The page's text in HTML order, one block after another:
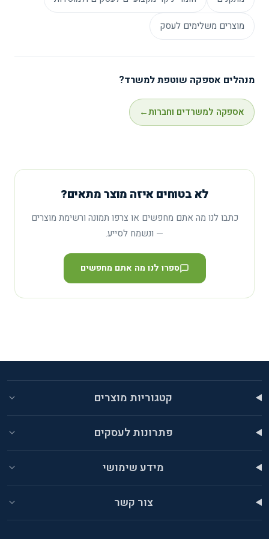
מוצרים משלימים לעסק
מנהלים אספקה שוטפת למשרד?
אספקה למשרדים וחברות←
לא בטוחים איזה מוצר מתאים?
כתבו לנו מה אתם מחפשים או צרפו תמונה ורשימת מוצרים
— ונשמח לסייע.
ספרו לנו מה אתם מחפשים
קטגוריות מוצרים
פתרונות לעסקים
מידע שימושי
צור קשר